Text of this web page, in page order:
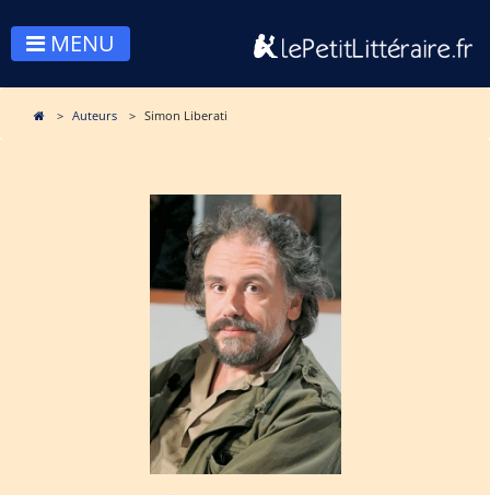
MENU
Auteurs Simon Liberati